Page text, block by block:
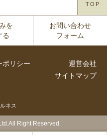
TOP
を
る
お問い合わせ
フォーム
ポリシー
運営会社
サイトマップ
ネス
Right Reserved.